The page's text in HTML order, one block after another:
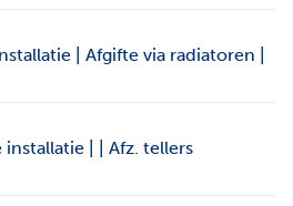
| Afgifte via radiatoren |
| | Afz. tellers